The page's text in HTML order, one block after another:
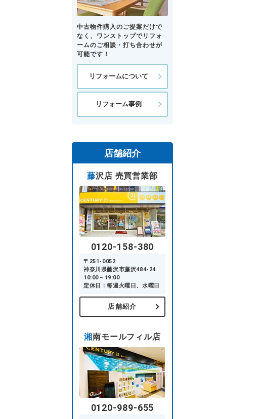
中古物件購入のご提案だけで
なく、ワンストップでリフォ
ームのご相談・打ち合わせが
可能です！
リフォームについて
リフォーム事例
店舗紹介
藤沢店 売買営業部
0120-158-380
〒251-0052
神奈川県藤沢市藤沢484-24
10:00～19:00
定休日：毎週火曜日、水曜日
店舗紹介
湘南モールフィル店
0120-989-655